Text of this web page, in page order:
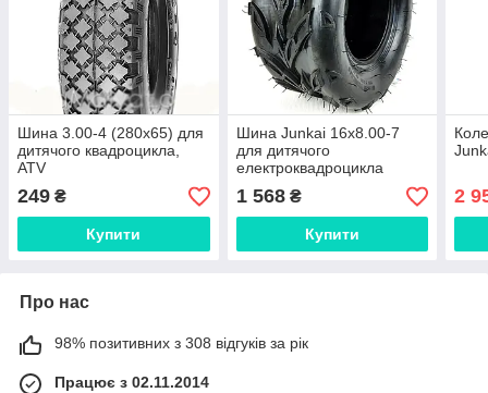
Шина 3.00-4 (280х65) для
дитячого квадроцикла,
ATV
249 ₴
Купити
Шина Junkai 16x8.00-7
для дитячого
електроквадроцикла
1 568₴
Купити
2
Про нас
98% позитивних з 308 відгуків за рік
Працює з 02.11.2014